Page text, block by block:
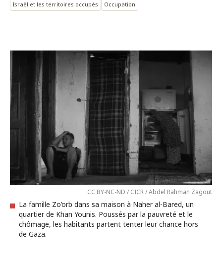
Israël et les territoires occupés Occupation
CC BY-NC-ND / CICR / Abdel Rahman Zagout
La famille Zo’orb dans sa maison à Naher al-Bared, un
quartier de Khan Younis. Poussés par la pauvreté et le
chômage, les habitants partent tenter leur chance hors
de Gaza.